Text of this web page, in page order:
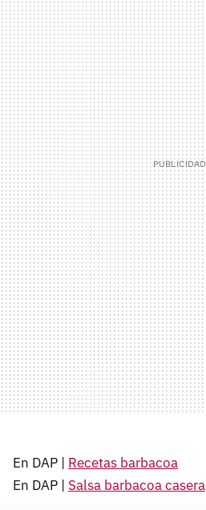
En DAP | Recetas barbacoa
En DAP | Salsa barbacoa casera